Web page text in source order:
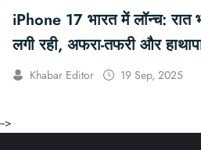
iPhone 17 भारत में लॉन्च: रात
लगी रही, अफरा-तफरी और
Khabar Editor 19 Sep, 2025
-->